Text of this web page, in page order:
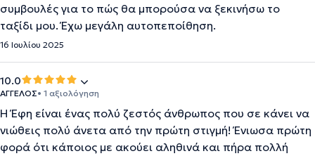
συμβουλές για το πώς θα μπορούσα να ξεκινήσω το
ταξίδι μου. Έχω μεγάλη αυτοπεποίθηση.
16 Ιουλίου 2025
10.0
ΑΓΓΕΛΟΣ• 1 αξιολόγηση
Η Έφη είναι ένας πολύ ζεστός άνθρωπος που σε κάνει να
νιώθεις πολύ άνετα από την πρώτη στιγμή! Ένιωσα πρώτη
φορά ότι κάποιος με ακούει αληθινά και πήρα πολλή